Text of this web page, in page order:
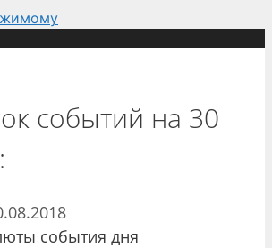
событий на 30